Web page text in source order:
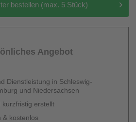
bestellen (max. 5 Stück)
Angebot
Dienstleistung in Schleswig-
und Niedersachsen
kurzfristig erstellt
& kostenlos